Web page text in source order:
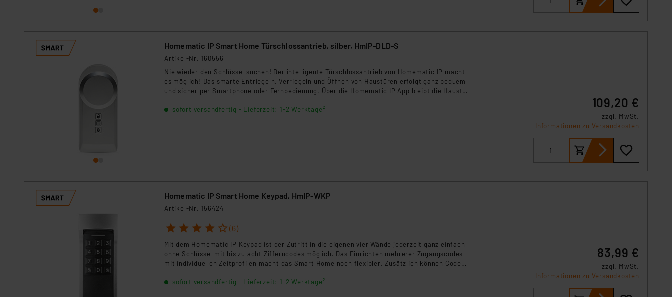
Homematic IP Smart Home Türschlossantrieb, silber, HmIP-DLD-S
Artikel-Nr. 160556
Nie wieder den Schlüssel suchen! Der intelligente Türschlossantrieb von Homematic IP macht
es möglich! Das smarte Entriegeln, Verriegeln und Öffnen von Haustüren erfolgt ganz bequem
und sicher per Smartphone oder Fernbedienung. Über die Homematic IP App bleibt die Haustür
sofort versandfertig - Lieferzeit: 1-2 Werktage²
109,20 €
zzgl. MwSt.
Informationen zu Versandkosten
Homematic IP Smart Home Keypad, HmIP-WKP
Artikel-Nr. 156424
1 2 3 4 5 (6)
Mit dem Homematic IP Keypad ist der Zutritt in die eigenen vier Wände jederzeit ganz einfach,
ohne Schlüssel mit bis zu acht Zifferncodes möglich. Das Einrichten mehrerer Zugangscodes
mit individuellen Zeitprofilen macht das Smart Home noch flexibler. Zusätzlich können Codes
sofort versandfertig - Lieferzeit: 1-2 Werktage²
83,99 €
zzgl. MwSt.
Informationen zu Versandkosten